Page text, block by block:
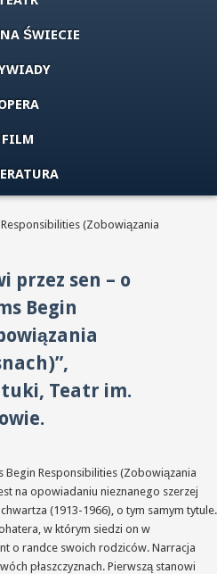
ŚWIECIE
FILM
(Zobowiązania
przez sen – o
Begin
Teatr im.
Begin Responsibilities (Zobowiązania
na opowiadaniu nieznanego szerzej
(1913-1966), o tym samym tytule.
w którym siedzi on w
o randce swoich rodziców. Narracja
płaszczyznach. Pierwszą stanowi